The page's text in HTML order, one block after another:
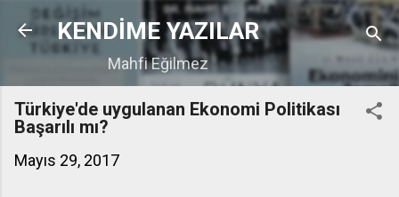
Ana içeriğe atla
KENDİME YAZILAR
Mahfi Eğilmez
Türkiye'de uygulanan Ekonomi Politikası
Başarılı mı?
Mayıs 29, 2017